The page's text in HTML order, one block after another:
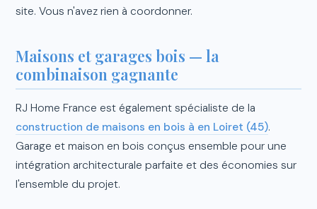
site. Vous n'avez rien à coordonner.
Maisons et garages bois — la
combinaison gagnante
RJ Home France est également spécialiste de la
construction de maisons en bois à en Loiret (45).
Garage et maison en bois conçus ensemble pour une
intégration architecturale parfaite et des économies sur
l'ensemble du projet.